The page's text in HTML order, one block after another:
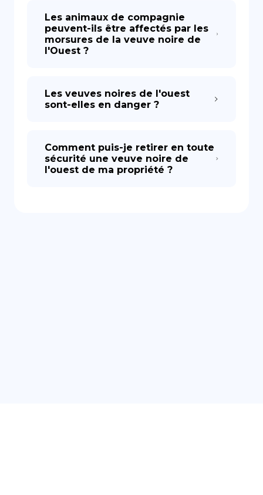
Les animaux de compagnie
peuvent-ils être affectés par les
morsures de la veuve noire de
l'Ouest ?
Les veuves noires de l'ouest
sont-elles en danger ?
Comment puis-je retirer en toute
sécurité une veuve noire de
l'ouest de ma propriété ?